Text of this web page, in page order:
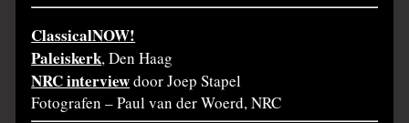
ClassicalNOW!
Paleiskerk, Den Haag
NRC interviewdoor Joep Stapel
Fotografen – Paul van der Woerd, NRC